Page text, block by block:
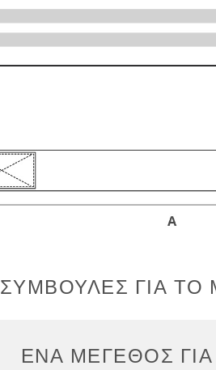
ΣΥΜΒΟΥΛΈΣ ΓΙΑ ΤΟ
ΈΝΑ ΜΈΓΕΘΟΣ